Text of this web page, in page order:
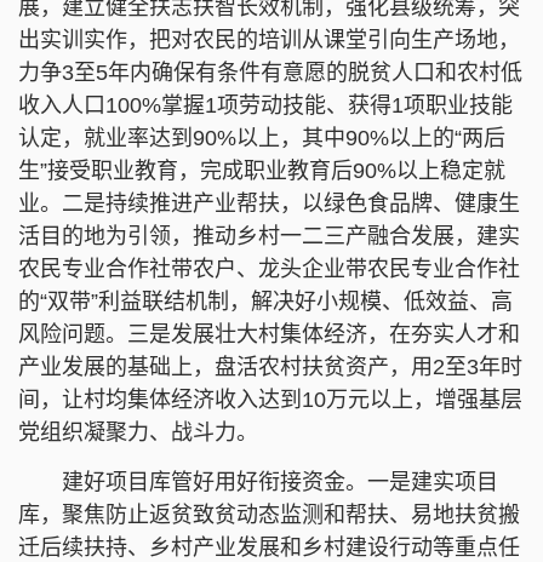
展，建立健全扶志扶智长效机制，强化县级统筹，突
出实训实作，把对农民的培训从课堂引向生产场地，
力争3至5年内确保有条件有意愿的脱贫人口和农村低
收入人口100%掌握1项劳动技能、获得1项职业技能
认定，就业率达到90%以上，其中90%以上的“两后
生”接受职业教育，完成职业教育后90%以上稳定就
业。二是持续推进产业帮扶，以绿色食品牌、健康生
活目的地为引领，推动乡村一二三产融合发展，建实
农民专业合作社带农户、龙头企业带农民专业合作社
的“双带”利益联结机制，解决好小规模、低效益、高
风险问题。三是发展壮大村集体经济，在夯实人才和
产业发展的基础上，盘活农村扶贫资产，用2至3年时
间，让村均集体经济收入达到10万元以上，增强基层
党组织凝聚力、战斗力。
建好项目库管好用好衔接资金。一是建实项目
库，聚焦防止返贫致贫动态监测和帮扶、易地扶贫搬
迁后续扶持、乡村产业发展和乡村建设行动等重点任